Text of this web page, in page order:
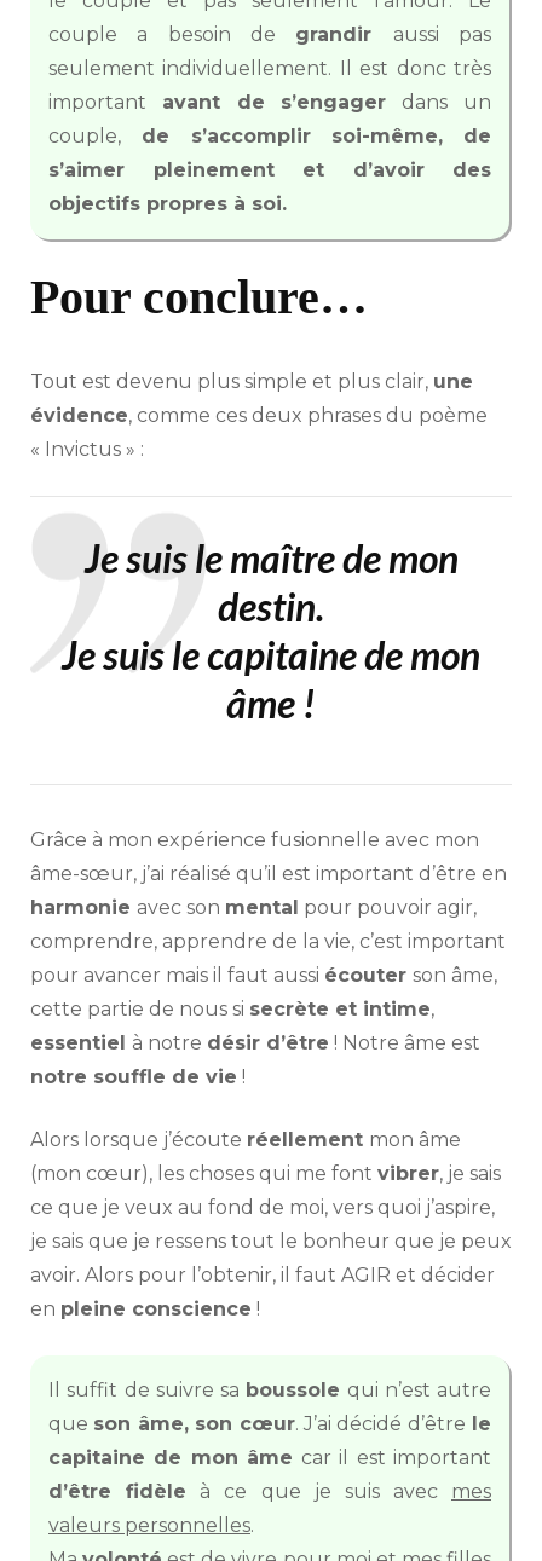
couple a besoin de grandir aussi pas
seulement individuellement. Il est donc très
important avant de s’engager dans un
couple, de s’accomplir soi-même, de
s’aimer pleinement et d’avoir des
objectifs propres à soi.
Pour conclure…
Tout est devenu plus simple et plus clair, une
évidence, comme ces deux phrases du poème
« Invictus » :
Je suis le maître de mon
destin.
Je suis le capitaine de mon
âme !
Grâce à mon expérience fusionnelle avec mon
âme-sœur, j’ai réalisé qu’il est important d’être en
harmonie avec son mental pour pouvoir agir,
comprendre, apprendre de la vie, c’est important
pour avancer mais il faut aussi écouter son âme,
cette partie de nous si secrète et intime,
essentiel à notre désir d’être ! Notre âme est
notre souffle de vie !
Alors lorsque j’écoute réellement mon âme
(mon cœur), les choses qui me font vibrer, je sais
ce que je veux au fond de moi, vers quoi j’aspire,
je sais que je ressens tout le bonheur que je peux
avoir. Alors pour l’obtenir, il faut AGIR et décider
en pleine conscience !
Il suffit de suivre sa boussole qui n’est autre
que son âme, son cœur. J’ai décidé d’être le
capitaine de mon âme car il est important
d’être fidèle à ce que je suis avec mes
valeurs personnelles.